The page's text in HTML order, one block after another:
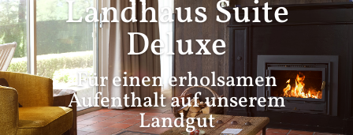
Landhaus Suite
Deluxe
Für einen erholsamen
Aufenthalt auf unserem
Landgut